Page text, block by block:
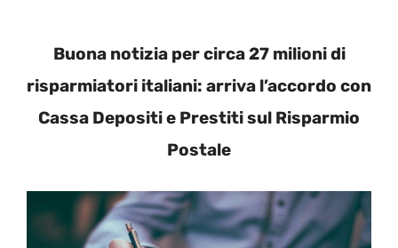
Buona notizia per circa 27 milioni di
risparmiatori italiani: arriva l’accordo con
Cassa Depositi e Prestiti sul Risparmio
Postale